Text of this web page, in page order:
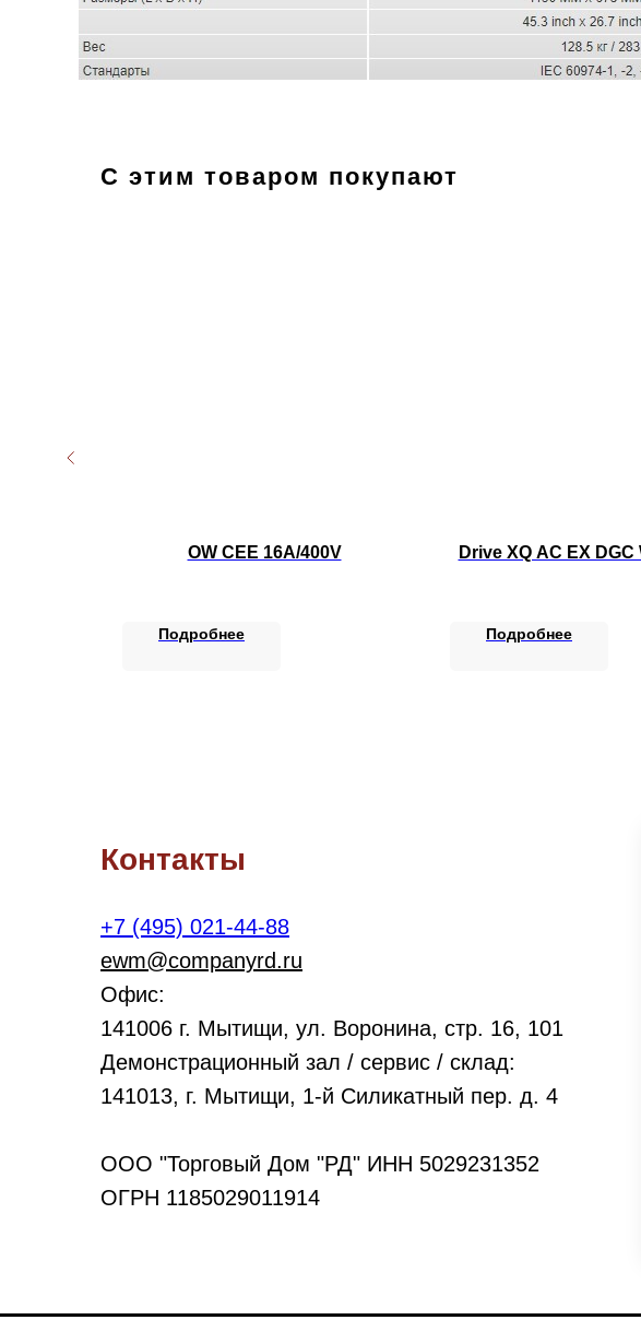
С этим товаром покупают
OW CEE 16A/400V
Подробнее
Drive XQ AC EX DGC
Подробнее
Контакты
+7 (495) 021-44-88
ewm@companyrd.ru
Офис:
141006 г. Мытищи, ул. Воронина, стр. 16, 101
Демонстрационный зал / сервис / склад:
141013, г. Мытищи, 1-й Силикатный пер. д. 4
ООО "Торговый Дом "РД" ИНН 5029231352
ОГРН 1185029011914